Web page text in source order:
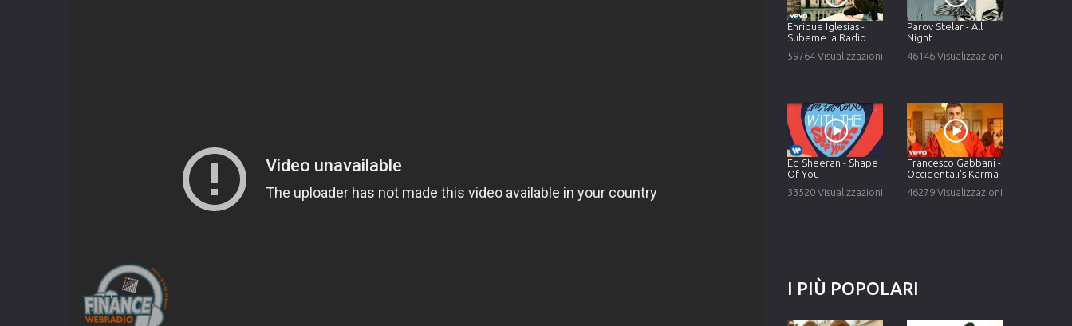
Enrique Iglesias -
Subeme la Radio
59764 Visualizzazioni
Parov Stelar - All
Night
46146 Visualizzazioni
Ed Sheeran - Shape
Of You
33520 Visualizzazioni
Francesco Gabbani -
Occidentali's Karma
46279 Visualizzazioni
I PIÙ POPOLARI